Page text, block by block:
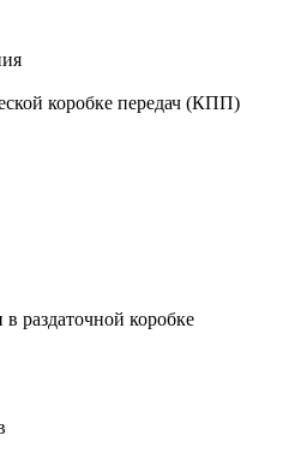
коробке передач (КПП)
раздаточной коробке